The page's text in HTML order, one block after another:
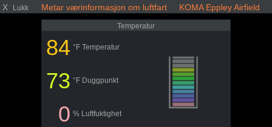
X Lukk Metar værinformasjon om luftfart KOMA Eppley Airfield
Temperatur
84 °F Temperatur
73 °F Duggpunkt
0 % Luftfuktighet